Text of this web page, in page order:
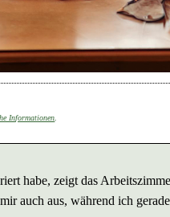
Informationen
habe, zeigt das
auch aus, während ich